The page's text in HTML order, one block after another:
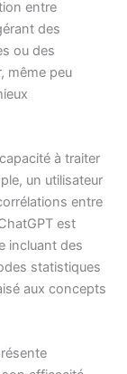
entre
des
ou des
même peu
à traiter
un utilisateur
entre
est
incluant des
statistiques
aux concepts